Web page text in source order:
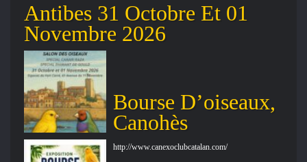
Antibes 31 Octobre Et 01
Novembre 2026
Bourse D’oiseaux,
Canohès
http://www.canexoclubcatalan.com/